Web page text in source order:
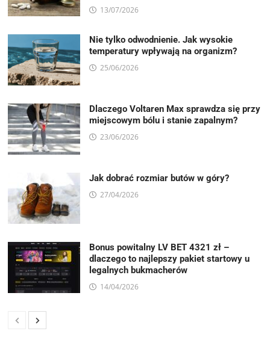
13/07/2026
Nie tylko odwodnienie. Jak wysokie
temperatury wpływają na organizm?
25/06/2026
Dlaczego Voltaren Max sprawdza się przy
miejscowym bólu i stanie zapalnym?
23/06/2026
Jak dobrać rozmiar butów w góry?
27/04/2026
Bonus powitalny LV BET 4321 zł –
dlaczego to najlepszy pakiet startowy u
legalnych bukmacherów
14/04/2026